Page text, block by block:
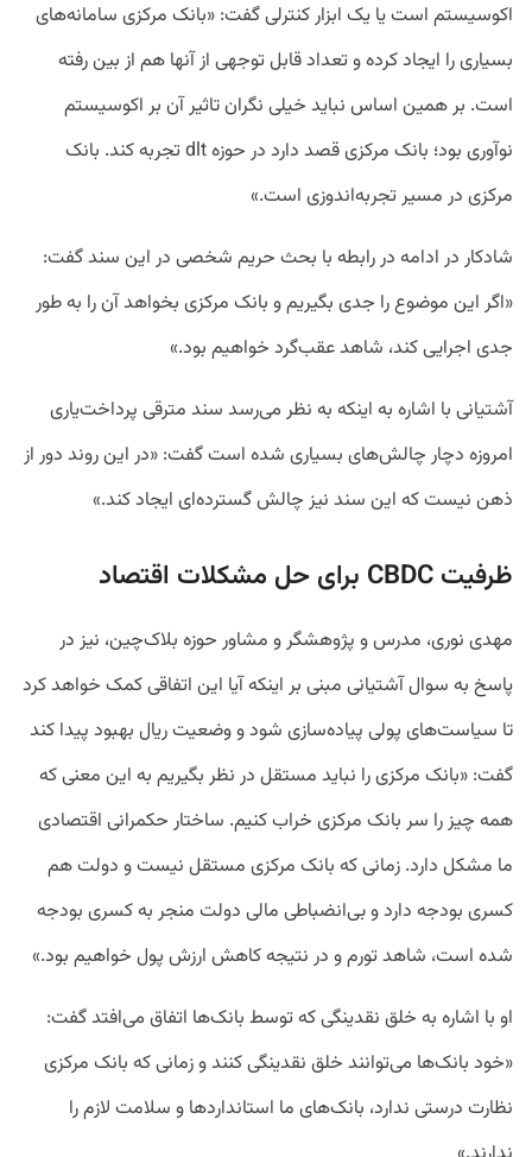
اکوسیستم است یا یک ابزار کنترلی گفت: «بانک مرکزی سامانه‌های
بسیاری را ایجاد کرده و تعداد قابل توجهی از آنها هم از بین رفته
است. بر همین اساس نباید خیلی نگران تاثیر آن بر اکوسیستم
نوآوری بود؛ بانک مرکزی قصد دارد در حوزه dlt تجربه کند. بانک
مرکزی در مسیر تجربه‌اندوزی است.»
شادکار در ادامه در رابطه با بحث حریم شخصی در این سند گفت:‌
«اگر این موضوع را جدی بگیریم و بانک مرکزی بخواهد آن را به طور
جدی اجرایی کند، شاهد عقب‌گرد خواهیم بود.»
آشتیانی با اشاره به اینکه به نظر می‌رسد سند مترقی پرداخت‌یاری
امروزه دچار چالش‌های بسیاری شده است گفت: «در این روند دور از
ذهن نیست که این سند نیز چالش‌ گسترده‌ای ایجاد کند.»
ظرفیت CBDC برای حل مشکلات اقتصاد
مهدی نوری، مدرس و پژوهشگر و مشاور حوزه بلاک‌چین، نیز در
پاسخ به سوال آشتیانی مبنی‌ بر اینکه آیا این اتفاقی کمک خواهد کرد
تا سیاست‌های پولی پیاده‌سازی شود و وضعیت ریال بهبود پیدا کند
گفت: «بانک مرکزی را نباید مستقل در نظر بگیریم به این معنی که
همه چیز را سر بانک مرکزی خراب کنیم. ساختار حکمرانی اقتصادی
ما مشکل دارد. زمانی که بانک مرکزی مستقل نیست و دولت هم
کسری بودجه دارد و بی‌انضباطی مالی دولت منجر به کسری بودجه
شده است، شاهد تورم و در نتیجه کاهش ارزش پول خواهیم بود.»
او با اشاره به خلق نقدینگی که توسط بانک‌ها اتفاق می‌افتد گفت:
«خود بانک‌ها می‌توانند خلق نقدینگی کنند و زمانی که بانک مرکزی
نظارت درستی ندارد، بانک‌های ما استانداردها و سلامت لازم را